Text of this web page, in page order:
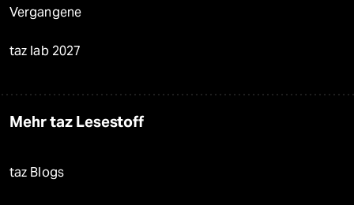
Vergangene
taz lab 2027
Mehr taz Lesestoff
taz Blogs